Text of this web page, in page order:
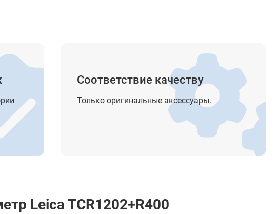
Установка, Съемка, Вынос в натуру, Координатная
геометрия (COGO), Система координат, GNSS
съёмка
Круговые приёмы (Sets of Angles), Скрытая точка
(Hidden point), Ход (Traverse), Базисная линия
(Reference Line), Опорная плоскость (Reference
Plane), Дорожное строительство (RoadRunner),
Подсчет объема (Volume Calculation), Экспорт в
Соответствие качеству
Только оригинальные аксессуары.
Leica TCR1202+R400